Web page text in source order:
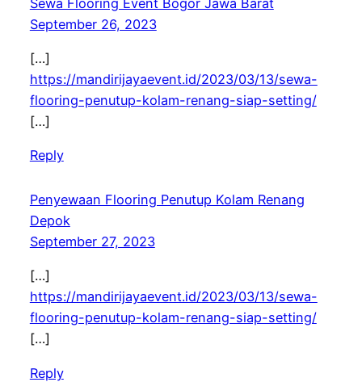
September 26, 2023
[…]
https://mandirijayaevent.id/2023/03/13/sewa-
flooring-penutup-kolam-renang-siap-setting/
[…]
Reply
Penyewaan Flooring Penutup Kolam Renang
Depok
September 27, 2023
[…]
https://mandirijayaevent.id/2023/03/13/sewa-
flooring-penutup-kolam-renang-siap-setting/
[…]
Reply